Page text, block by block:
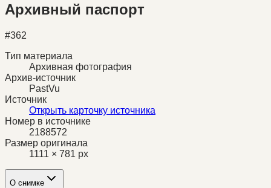
Архивный паспорт
#362
Тип материала
Архивная фотография
Архив-источник
PastVu
Источник
Открыть карточку источника
Номер в источнике
2188572
Размер оригинала
1111 × 781 px
О снимке